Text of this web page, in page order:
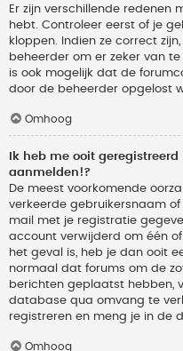
Er zijn verschillende
hebt. Controleer eerst of je
kloppen. Indien ze correct
beheerder om er zeker van
is ook mogelijk dat de
door de beheerder opgelost
Omhoog
Ik heb me ooit
aanmelden!?
De meest voorkomende
verkeerde gebruikersnaam
mail met je registratie
account verwijderd om één
het geval is, heb je dan ooit
normaal dat forums om de
berichten geplaatst hebben,
database qua omvang te
registreren en meng je in de
Omhoog